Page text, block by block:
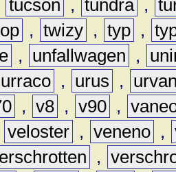
tucson , tundra ,
, twizy , typ ,
, unfallwagen ,
urraco , urus ,
, v8 , v90 ,
veloster , veneno ,
,